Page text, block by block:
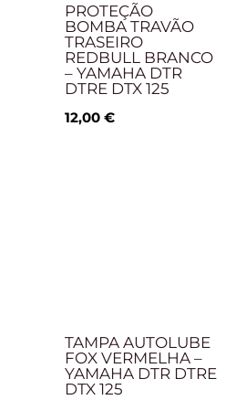
PROTEÇÃO
BOMBA TRAVÃO
TRASEIRO
REDBULL BRANCO
– YAMAHA DTR
DTRE DTX 125
12,00 €
TAMPA AUTOLUBE
FOX VERMELHA –
YAMAHA DTR DTRE
DTX 125